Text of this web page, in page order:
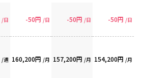
/日 -50円 /日 -50円 /日 -50円 /日
/週 160,200円 /月 157,200円 /月 154,200円 /月